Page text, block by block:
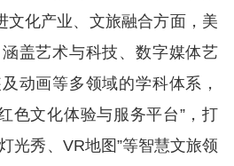
文化产业、文旅融合方面，美
盖艺术与科技、数字媒体艺
动画等多领域的学科体系，
色文化体验与服务平台”，打
光秀、VR地图”等智慧文旅领